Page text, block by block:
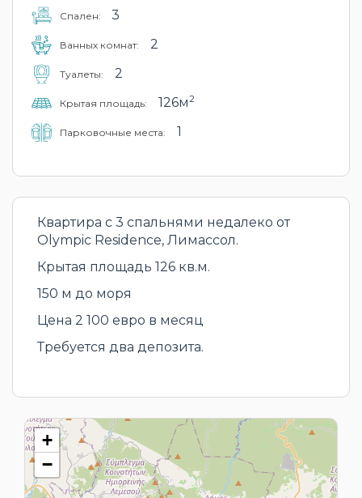
Cпален: 3
Ванных комнат: 2
Туалеты: 2
Крытая площадь: 126м2
Парковочные места: 1
Квартира с 3 спальнями недалеко от
Olympic Residence, Лимассол.
Крытая площадь 126 кв.м.
150 м до моря
Цена 2 100 евро в месяц
Требуется два депозита.
+
−